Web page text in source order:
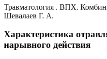
Травматология . ВПХ.
Шевалаев Г. А.
Характеристика
нарывного действия